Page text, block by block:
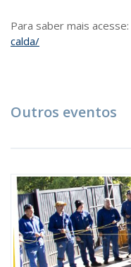
Para saber mais acesse:
calda/
Outros eventos